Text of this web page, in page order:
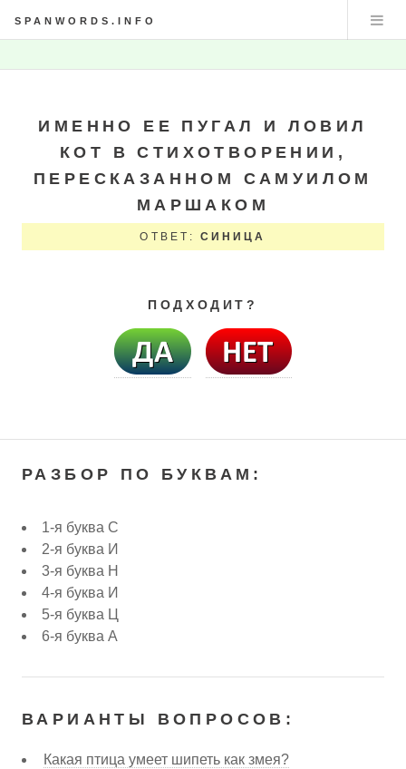
SPANWORDS.INFO
ИМЕННО ЕЕ ПУГАЛ И ЛОВИЛ
КОТ В СТИХОТВОРЕНИИ,
ПЕРЕСКАЗАННОМ САМУИЛОМ
МАРШАКОМ
ОТВЕТ:СИНИЦА
ПОДХОДИТ?
РАЗБОР ПО БУКВАМ:
1-я буква С
2-я буква И
3-я буква Н
4-я буква И
5-я буква Ц
6-я буква А
ВАРИАНТЫ ВОПРОСОВ:
Какая птица умеет шипеть как змея?